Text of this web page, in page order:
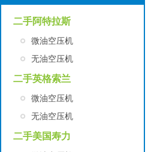
二手阿特拉斯
微油空压机
无油空压机
二手英格索兰
微油空压机
无油空压机
二手美国寿力